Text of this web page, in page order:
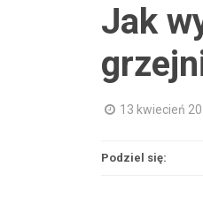
Jak
13 kwiecień
Podziel się: